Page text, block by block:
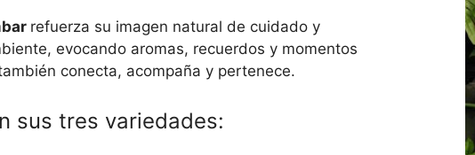
refuerza su imagen natural de cuidado y
evocando aromas, recuerdos y momentos
conecta, acompaña y pertenece.
sus tres variedades: